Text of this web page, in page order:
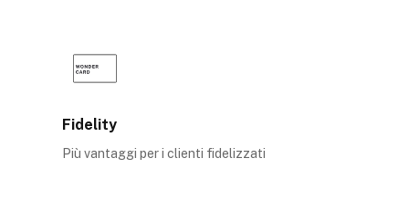
Fidelity
Più vantaggi per i clienti fidelizzati